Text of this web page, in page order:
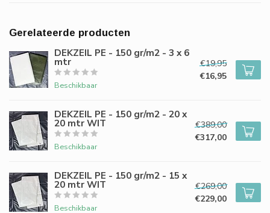
Gerelateerde producten
DEKZEIL PE - 150 gr/m2 - 3 x 6
mtr
Beschikbaar
€19,95
€16,95
DEKZEIL PE - 150 gr/m2 - 20 x
20 mtr WIT
Beschikbaar
€389,00
€317,00
DEKZEIL PE - 150 gr/m2 - 15 x
20 mtr WIT
Beschikbaar
€269,00
€229,00